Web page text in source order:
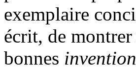
exemplaire
écrit, de
bonnes